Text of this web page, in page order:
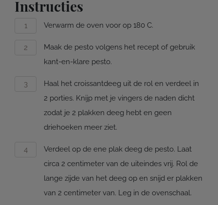
Instructies
Verwarm de oven voor op 180 C.
Maak de pesto volgens het recept of gebruik
kant-en-klare pesto.
Haal het croissantdeeg uit de rol en verdeel in
2 porties. Knijp met je vingers de naden dicht
zodat je 2 plakken deeg hebt en geen
driehoeken meer ziet.
Verdeel op de ene plak deeg de pesto. Laat
circa 2 centimeter van de uiteindes vrij. Rol de
lange zijde van het deeg op en snijd er plakken
van 2 centimeter van. Leg in de ovenschaal.